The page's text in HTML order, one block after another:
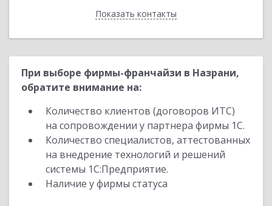
Показать контакты
Назад
При выборе фирмы-франчайзи в Назрани,
обратите внимание на:
Количество клиентов (договоров ИТС)
на сопровождении у партнера фирмы 1С.
Количество специалистов, аттестованных
на внедрение технологий и решений
системы 1С:Предприятие.
Наличие у фирмы статуса